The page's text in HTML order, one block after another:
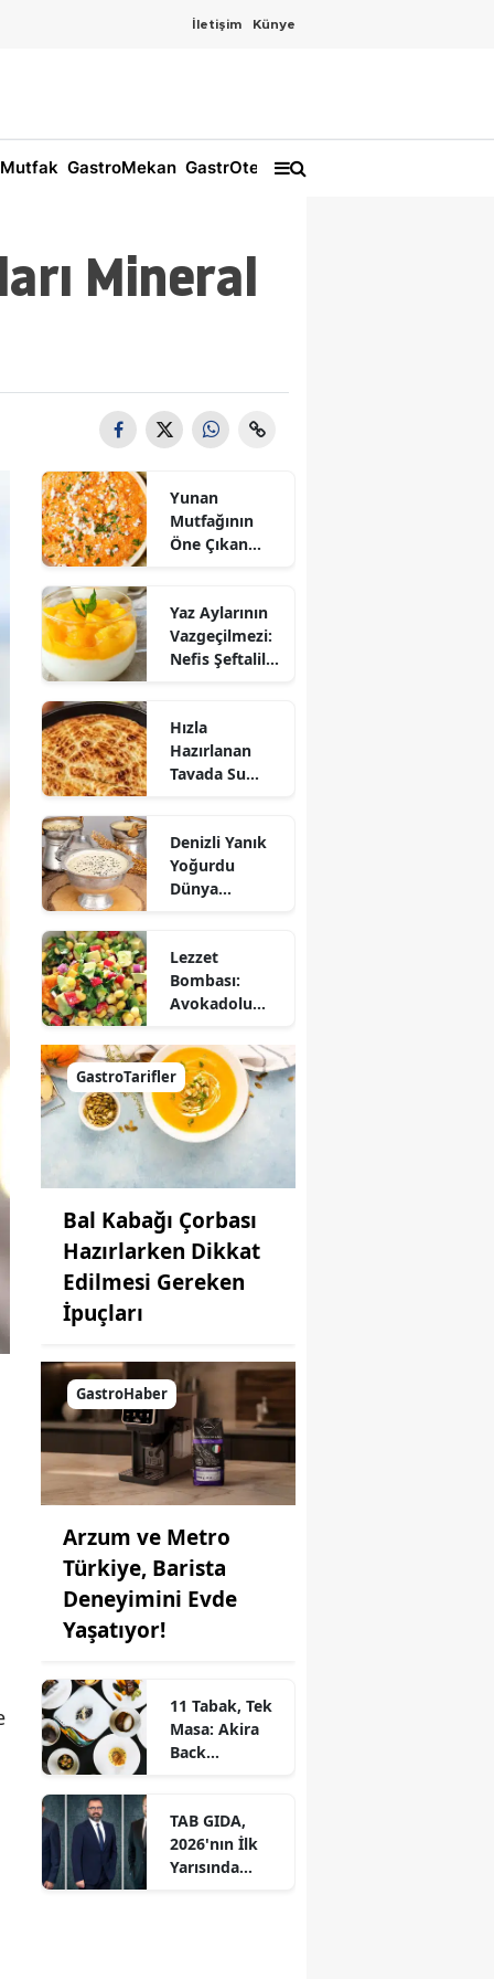
İletişim Künye
GastroMekan GastrOtel
Mineral
Yunan
Mutfağının
Öne Çıkan
Nasıl Yapılır?
Yaz Aylarının
Vazgeçilmezi:
Nefis Şeftalili
Hızla
Hazırlanan
Tavada Su
Sofralarınıza
Lezzet Katın!
Denizli Yanık
Yoğurdu
Dünya
Lezzet
Bombası:
Avokadolu
Nasıl Yapılır?
GastroTarifler
Bal Kabağı Çorbası
Hazırlarken Dikkat
Edilmesi Gereken
İpuçları
GastroHaber
Arzum ve Metro
Türkiye, Barista
Deneyimini Evde
Yaşatıyor!
11 Tabak, Tek
Masa: Akira
Back
Chef’s Table
TAB GIDA,
2026'nın İlk
Yarısında